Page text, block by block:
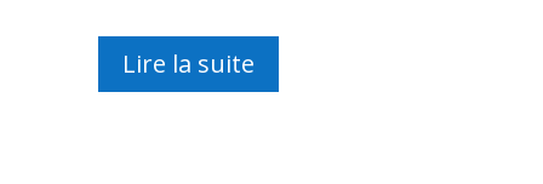
Lire la suite